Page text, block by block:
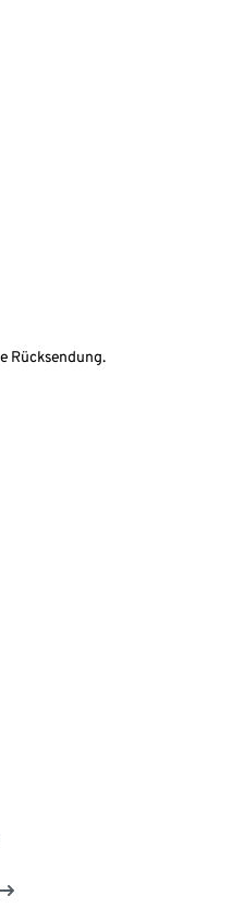
Rücksendung.